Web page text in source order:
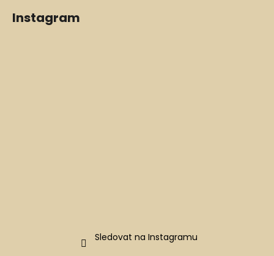
Instagram
Sledovat na Instagramu